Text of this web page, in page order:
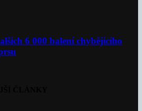
6 000 balení chybějícího